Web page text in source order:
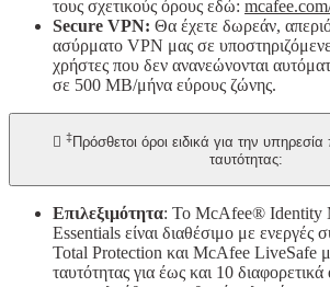
τους σχετικούς όρους εδώ:
Secure VPN: Θα έχετε δωρεάν,
ασύρματο VPN μας σε
χρήστες που δεν ανανεώνονται
σε 500 MB/μήνα εύρους ζώνης.
 ‡Πρόσθετοι όροι ειδικά για την
ταυτότητας:
Επιλεξιμότητα: Το McAfee® Identity
Essentials είναι διαθέσιμο με
Total Protection και McAfee LiveSafe
ταυτότητας για έως και 10